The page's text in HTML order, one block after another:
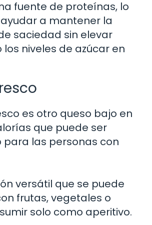
fuente de proteínas, lo
a mantener la
saciedad sin elevar
niveles de azúcar en
es otro queso bajo en
que puede ser
para las personas con
versátil que se puede
frutas, vegetales o
solo como aperitivo.